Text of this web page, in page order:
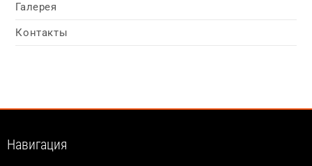
Галерея
Контакты
Навигация